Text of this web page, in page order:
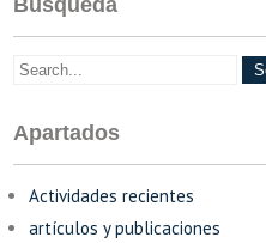
Búsqueda
Apartados
Actividades recientes
artículos y publicaciones